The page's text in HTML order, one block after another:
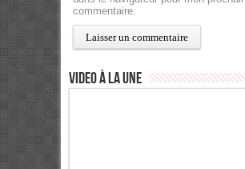
commentaire.
Video à la Une